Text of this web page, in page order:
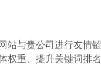
站与贵公司进行友情
权重、提升关键词排